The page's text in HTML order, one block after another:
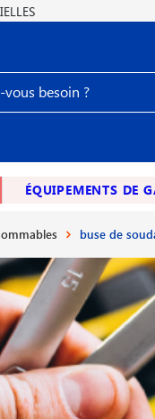
ÉQUIPEMENTS DE
buse de